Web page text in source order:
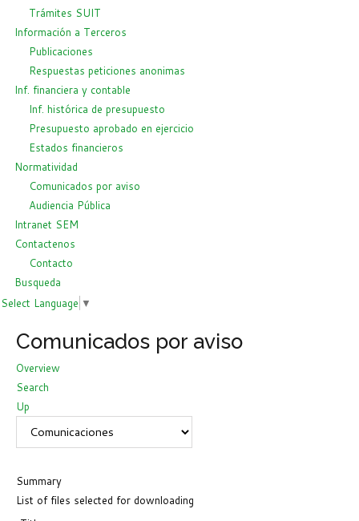
Trámites SUIT
Información a Terceros
Publicaciones
Respuestas peticiones anonimas
Inf. financiera y contable
Inf. histórica de presupuesto
Presupuesto aprobado en ejercicio
Estados financieros
Normatividad
Comunicados por aviso
Audiencia Pública
Intranet SEM
Contactenos
Contacto
Busqueda
Select Language ▼
Comunicados por aviso
Overview
Search
Up
Summary
List of files selected for downloading